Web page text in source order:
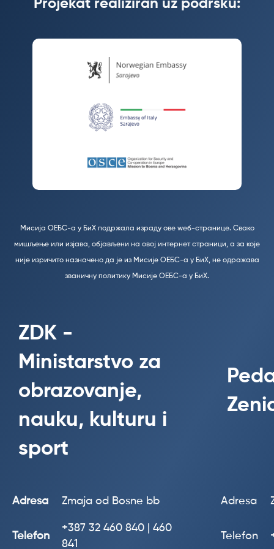
Projekat realiziran uz podršku:
Мисија ОЕБС-а у БиХ подржала израду ове wеб-странице. Свако
мишљење или изјава, објављени на овој интернет страници, а за које
није изричито назначено да је из Мисије ОЕБС-а у БиХ, не одражава
званичну политику Мисије ОЕБС-а у БиХ.
ZDK -
Ministarstvo za
obrazovanje,
nauku, kulturu i
sport
Adresa Zmaja od Bosne bb Adresa
Telefon
+387 32 460 840 | 460
841
Telefon